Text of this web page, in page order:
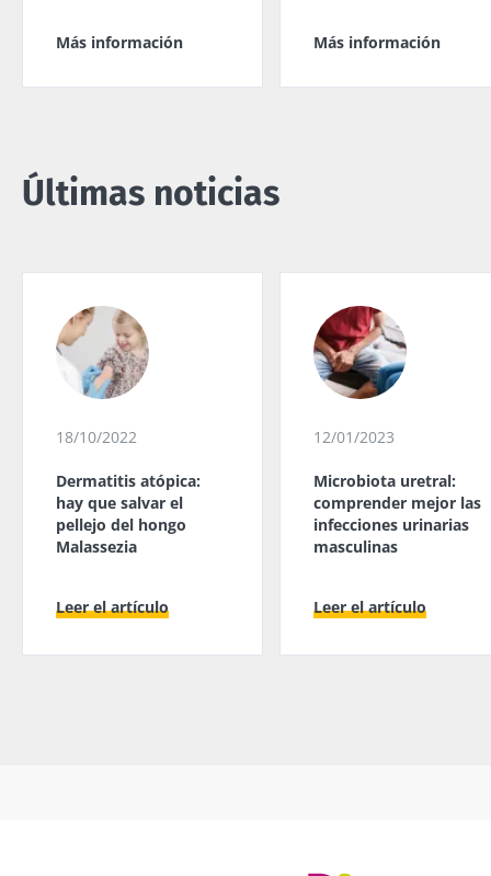
Más información Más información
Últimas noticias
18/10/2022
Dermatitis atópica:
hay que salvar el
pellejo del hongo
Malassezia
Leer el artículo
12/01/2023
Microbiota uretral:
comprender mejor las
infecciones urinarias
masculinas
Leer el artículo